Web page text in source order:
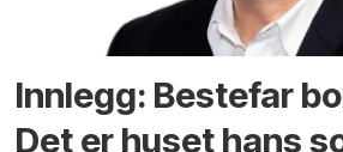
Innlegg: Bestefar
Det er huset hans